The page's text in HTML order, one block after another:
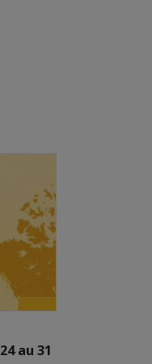
au 31